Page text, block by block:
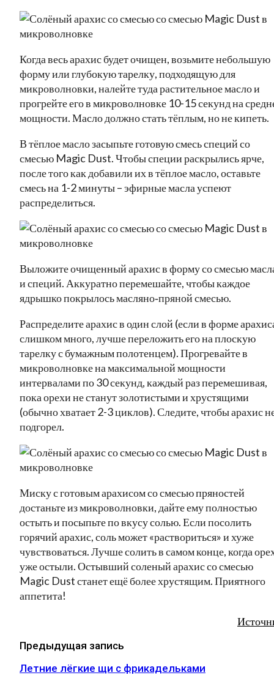
Когда весь арахис будет очищен, возьмите небольшую
форму или глубокую тарелку, подходящую для
микроволновки, налейте туда растительное масло и
прогрейте его в микроволновке 10-15 секунд на
мощности. Масло должно стать тёплым, но не кипеть.
В тёплое масло засыпьте готовую смесь специй со
смесью Magic Dust. Чтобы специи раскрылись ярче,
после того как добавили их в тёплое масло, оставьте
смесь на 1-2 минуты – эфирные масла успеют
распределиться.
Выложите очищенный арахис в форму со смесью
и специй. Аккуратно перемешайте, чтобы каждое
ядрышко покрылось масляно‑пряной смесью.
Распределите арахис в один слой (если в форме
слишком много, лучше переложить его на плоскую
тарелку с бумажным полотенцем). Прогревайте в
микроволновке на максимальной мощности
интервалами по 30 секунд, каждый раз перемешивая,
пока орехи не станут золотистыми и хрустящими
(обычно хватает 2-3 циклов). Следите, чтобы арахис
подгорел.
Миску с готовым арахисом со смесью пряностей
достаньте из микроволновки, дайте ему полностью
остыть и посыпьте по вкусу солью. Если посолить
горячий арахис, соль может «раствориться» и хуже
чувствоваться. Лучше солить в самом конце, когда
уже остыли. Остывший соленый арахис со смесью
Magic Dust станет ещё более хрустящим. Приятного
аппетита!
Предыдущая запись
Летние лёгкие щи с фрикадельками